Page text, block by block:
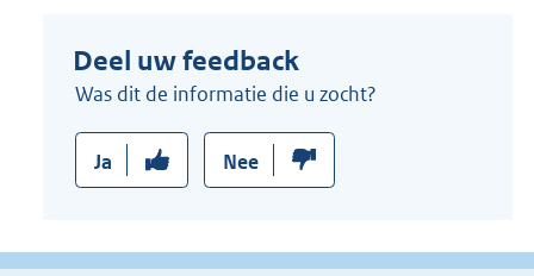
Deel uw feedback
Was dit de informatie die u zocht?
Ja Nee